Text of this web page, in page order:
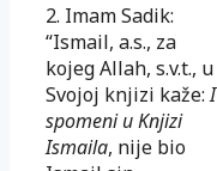
2. Imam Sadik:
“Ismail, a.s., za
kojeg Allah, s.v.t., u
Svojoj knjizi kaže:I
spomeni u Knjizi
Ismaila, nije bio